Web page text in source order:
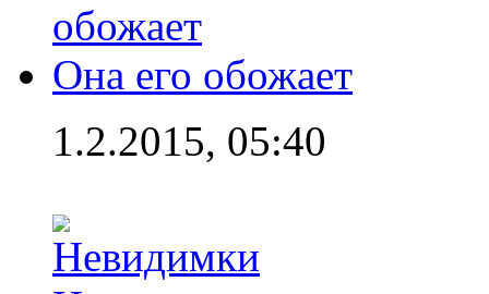
Она его обожает
1.2.2015, 05:40